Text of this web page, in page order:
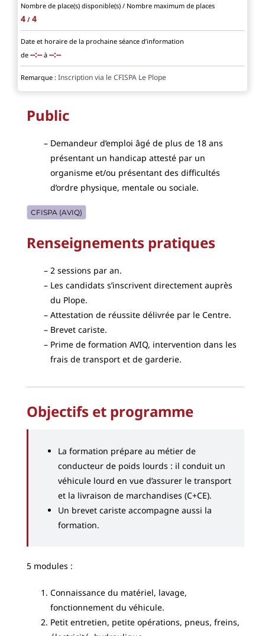
Nombre de place(s) disponible(s) / Nombre maximum de places
4 / 4
Date et horaire de la prochaine séance d’information
de --:-- à --:--
Remarque : Inscription via le CFISPA Le Plope
Public
Demandeur d’emploi âgé de plus de 18 ans
présentant un handicap attesté par un
organisme et/ou présentant des difficultés
d’ordre physique, mentale ou sociale.
CFISPA (AVIQ)
Renseignements pratiques
2 sessions par an.
Les candidats s’inscrivent directement auprès
du Plope.
Attestation de réussite délivrée par le Centre.
Brevet cariste.
Prime de formation AVIQ, intervention dans les
frais de transport et de garderie.
Objectifs et programme
La formation prépare au métier de
conducteur de poids lourds : il conduit un
véhicule lourd en vue d’assurer le transport
et la livraison de marchandises (C+CE).
Un brevet cariste accompagne aussi la
formation.
5 modules :
Connaissance du matériel, lavage,
fonctionnement du véhicule.
Petit entretien, petite opérations, pneus, freins,